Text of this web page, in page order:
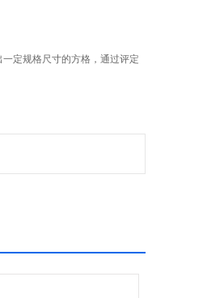
定规格尺寸的方格，通过评定